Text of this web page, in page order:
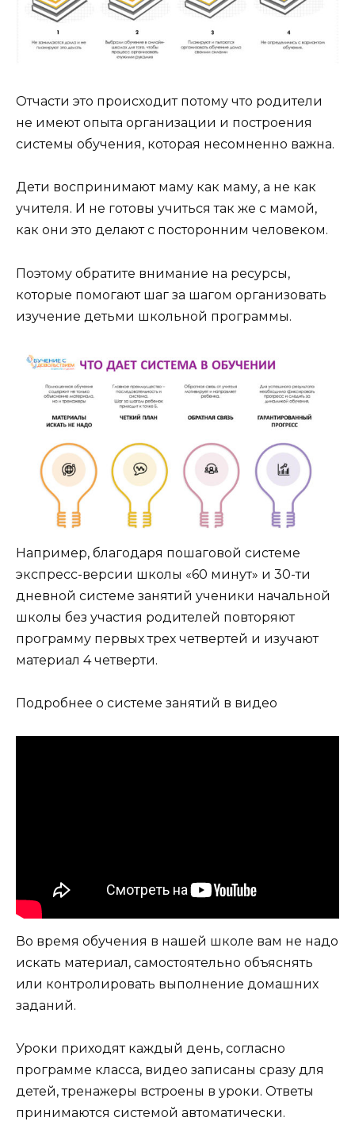
Отчасти это происходит потому что родители
не имеют опыта организации и построения
системы обучения, которая несомненно важна.
Дети воспринимают маму как маму, а не как
учителя. И не готовы учиться так же с мамой,
как они это делают с посторонним человеком.
Поэтому обратите внимание на ресурсы,
которые помогают шаг за шагом организовать
изучение детьми школьной программы.
Например, благодаря пошаговой системе
экспресс-версии школы «60 минут» и 30-ти
дневной системе занятий ученики начальной
школы без участия родителей повторяют
программу первых трех четвертей и изучают
материал 4 четверти.
Подробнее о системе занятий в видео
Во время обучения в нашей школе вам не надо
искать материал, самостоятельно объяснять
или контролировать выполнение домашних
заданий.
Уроки приходят каждый день, согласно
программе класса, видео записаны сразу для
детей, тренажеры встроены в уроки. Ответы
принимаются системой автоматически.